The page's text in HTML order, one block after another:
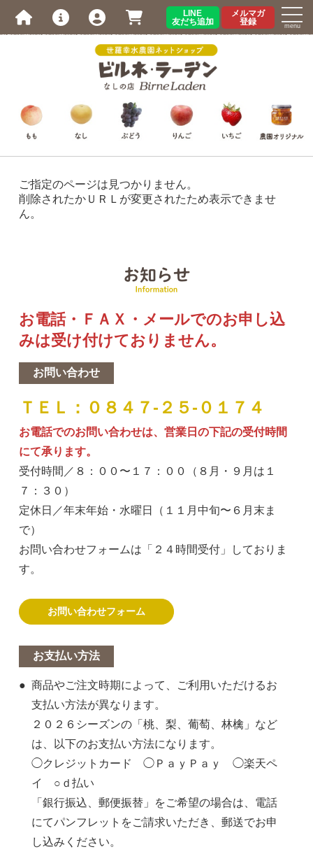
LINE
友だち追加
メルマガ
登録
ご指定のページは見つかりません。
削除されたかＵＲＬが変更されたため表示できませ
ん。
お電話・ＦＡＸ・メールでのお申し込
みは受け付けておりません。
お問い合わせ
ＴＥＬ：０８４７-２５-０１７４
お電話でのお問い合わせは、営業日の下記の受付時間
にて承ります。
受付時間／８：００〜１７：００（８月・９月は１
７：３０）
定休日／年末年始・水曜日（１１月中旬〜６月末ま
で）
お問い合わせフォームは「 ２４ 時間受付」しておりま
す。
お問い合わせフォーム
お支払い方法
商品やご注文時期によって、ご利用いただけるお
支払い方法が異なります。
２０２６シーズンの「桃、梨、葡萄、林檎」など
は、以下のお支払い方法になります。
◯クレジットカード ◯ＰａｙＰａｙ ◯楽天ペ
イ ○ｄ払い
「銀行振込、郵便振替」をご希望の場合は、電話
にてパンフレットをご請求いただき、郵送でお申
し込みください。
menu